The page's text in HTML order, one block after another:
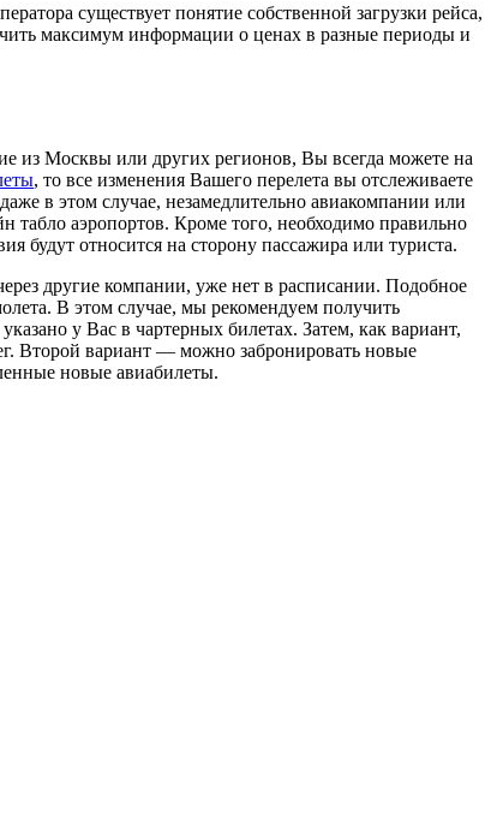
существует понятие собственной загрузки рейса,
максимум информации о ценах в разные периоды и
из Москвы или других регионов, Вы всегда можете на
, то все изменения Вашего перелета вы отслеживаете
в этом случае, незамедлительно авиакомпании или
табло аэропортов. Кроме того, необходимо правильно
будут относится на сторону пассажира или туриста.
другие компании, уже нет в расписании. Подобное
В этом случае, мы рекомендуем получить
у Вас в чартерных билетах. Затем, как вариант,
Второй вариант — можно забронировать новые
новые авиабилеты.